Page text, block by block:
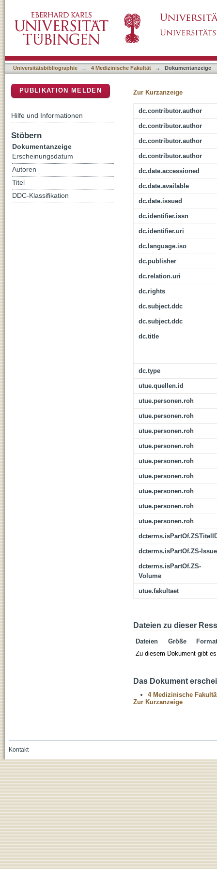
reorganization in the mouse pilocarpine
Universitätsbibliographie → 4 Medizinische Fakultät → Dokumentanzeige
Zur Kurzanzeige
dc.contributor.author
dc.contributor.author
dc.contributor.author
dc.contributor.author
dc.date.accessioned
dc.date.available
dc.date.issued
dc.identifier.issn
dc.identifier.uri
dc.language.iso
dc.publisher
dc.relation.uri
dc.rights
dc.subject.ddc
dc.subject.ddc
dc.title
dc.type
utue.quellen.id
utue.personen.roh
utue.personen.roh
utue.personen.roh
utue.personen.roh
utue.personen.roh
utue.personen.roh
utue.personen.roh
utue.personen.roh
utue.personen.roh
dcterms.isPartOf.ZS-Issue
dcterms.isPartOf.ZS-
Volume
utue.fakultaet
Dateien zu dieser
Dateien Größe
Format
Zu diesem Dokument gibt
Das Dokument
4 Medizinische
Zur Kurzanzeige
PUBLIKATION MELDEN
Hilfe und Informationen
Stöbern
Dokumentanzeige
Erscheinungsdatum
Autoren
Titel
DDC-Klassifikation
Kontakt